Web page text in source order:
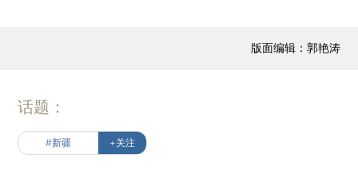
版面编辑：郭艳涛
话题：
#新疆 +关注